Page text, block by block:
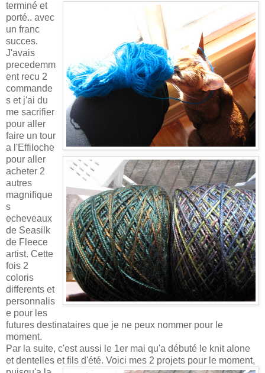
terminé et
porté.. avec
un franc
succes.
J'avais
precedemm
ent recu 2
commande
s et j'ai du
me sacrifier
pour aller
faire un tour
a l'Effiloche
pour aller
acheter 2
autres
magnifique
s
echeveaux
de Seasilk
de Fleece
artist. Cette
fois 2
coloris
differents et
personnalis
e pour les
futures destinataires que je ne peux nommer pour le
moment.
Par la suite, c'est aussi le 1er mai qu'a débuté le knit alone
et dentelles et fils d'été. Voici mes 2 projets pour le moment,